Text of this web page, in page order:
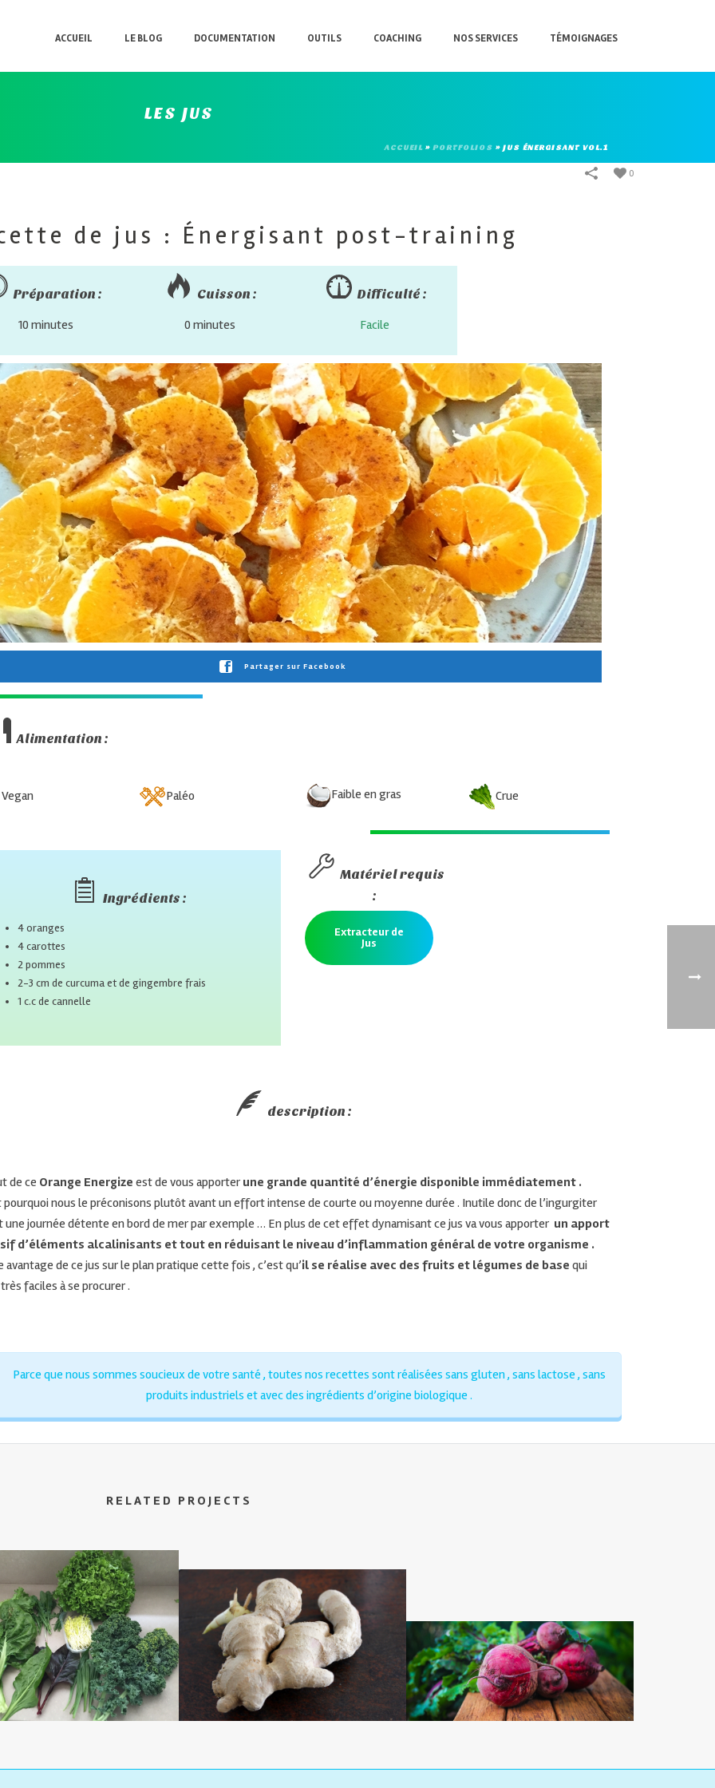
ACCUEIL LE BLOG DOCUMENTATION OUTILS COACHING NOS SERVICES TÉMOIGNAGES
LES JUS
ACCUEIL » PORTFOLIOS » JUS ÉNERGISANT VOL.1
0
de jus : Énergisant post-training
Préparation :
10 minutes
Cuisson :
0 minutes
Difficulté :
Facile
Partager sur Facebook
Alimentation :
Paléo Faible en gras Crue
Ingrédients :
4 oranges
4 carottes
2 pommes
2-3 cm de curcuma et de gingembre frais
1 c.c de cannelle
Matériel requis
:
Extracteur de
Jus
description :
de ce Orange Energize est de vous apporter une grande quantité d’énergie disponible immédiatement .
pourquoi nous le préconisons plutôt avant un effort intense de courte ou moyenne durée . Inutile donc de l’ingurgiter
une journée détente en bord de mer par exemple … En plus de cet effet dynamisant ce jus va vous apporter un apport
d’éléments alcalinisants et tout en réduisant le niveau d’inflammation général de votre organisme .
avantage de ce jus sur le plan pratique cette fois , c’est qu’il se réalise avec des fruits et légumes de base qui
faciles à se procurer .
Parce que nous sommes soucieux de votre santé , toutes nos recettes sont réalisées sans gluten , sans lactose , sans
produits industriels et avec des ingrédients d’origine biologique .
RELATED PROJECTS